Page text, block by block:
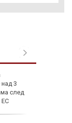
3
cлeд